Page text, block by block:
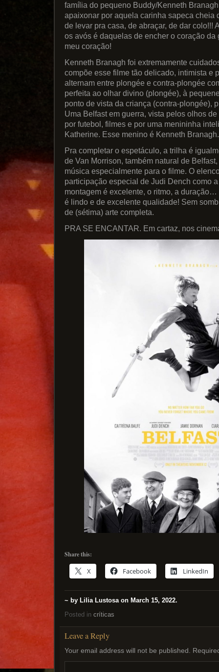
família do pequeno Buddy/Kenneth
apaixonar por aquela carinha sapeca cheia
de levar pra casa, de abraçar, de dar colo!!!
os avós é daquelas de encher o coração da
meu coração!
Kenneth Branagh foi extremamente
compõe esse filme tão delicado, intimista e
alternam entre plongée e contra-plongée
perfeita ao olhar divino (plongée), à
ponto de vista da criança (contra-plongée),
Uma Belfast em guerra, vista pelos olhos
por futebol, filmes e por uma menininha
Katherine. Esse menino é Kenneth Branagh.
Pra completar o espetáculo, a trilha é
de Van Morrison, também natural de
música especialmente para o filme. O
participação especial de Judi Dench como
montagem é excelente, o ritmo, a
é lindo e de excelente qualidade! Sem
de (sétima) arte completa.
PRA SE ENCANTAR. Em cartaz, nos
Share this:
X Facebook LinkedIn
~ by Lilia Lustosa on March 15, 2022.
Posted in críticas
Leave a Reply
Your email address will not be published.